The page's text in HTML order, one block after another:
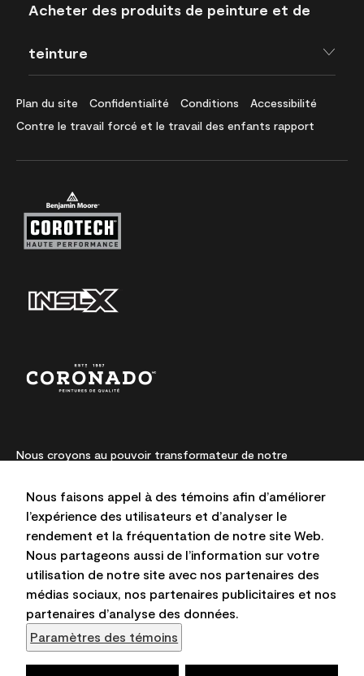
Nous faisons appel à des témoins afin d’améliorer
l’expérience des utilisateurs et d’analyser le
rendement et la fréquentation de notre site Web.
Nous partageons aussi de l’information sur votre
utilisation de notre site avec nos partenaires des
médias sociaux, nos partenaires publicitaires et nos
partenaires d’analyse des données.
Paramètres des témoins
Acheter des produits de peinture et de
teinture
Plan du site Confidentialité Conditions
Accessibilité
Contre le travail forcé et le travail des enfants rapport
Nous croyons au pouvoir transformateur de notre
est notre passion et notre priorité absolue. Nous
repoussons sans cesse les limites de l’innovation et
privilégions la durabilité pour l’obtention de résultats à long
terme et la fiabilité de l’expertise locale.
Les couleurs représentées à l’écran et sur les documents
imprimés peuvent différer des couleurs en contenant.
@Benjamin Moore & Cie Limitée, 2026. 101 Paragon Drive,